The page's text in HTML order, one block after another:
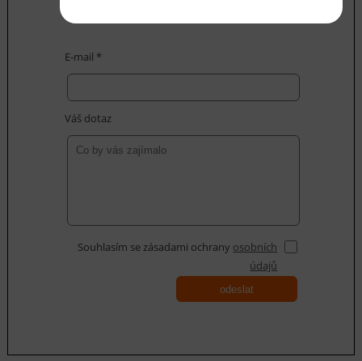
E-mail *
Váš dotaz
Souhlasím se zásadami ochrany osobních
údajů
odeslat